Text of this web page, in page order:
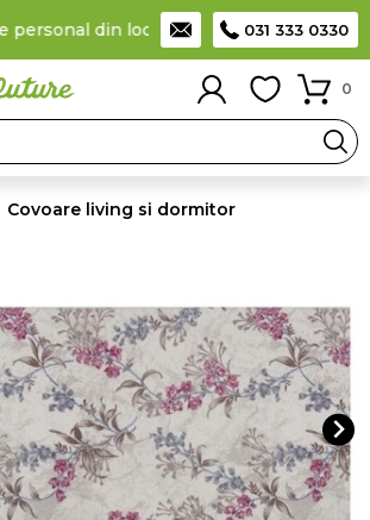
din locker Taxă de livrare 11,99
031 333 0330
0
Covoare living si dormitor